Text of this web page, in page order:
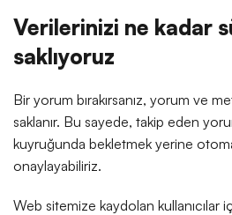
Verilerinizi ne kadar
saklıyoruz
Bir yorum bırakırsanız, yorum ve
saklanır. Bu sayede, takip eden
kuyruğunda bekletmek yerine
onaylayabiliriz.
Web sitemize kaydolan kullanıcılar